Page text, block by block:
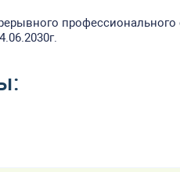
профессионального